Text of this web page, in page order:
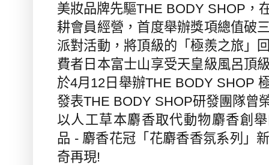
美妝品牌先驅THE BODY SHOP ，
耕會員經營，首度舉辦獎項總值破
派對活動，將頂級的「極羨之旅」
費者日本富士山享受天皇級風呂頂
於4月 12 日舉辦THE BODY SHOP
發表THE BODY SHOP研發團隊曾
以人工草本麝香取代動物麝香創
品 - 麝香花冠「花麝香香氛系列」
奇再現!